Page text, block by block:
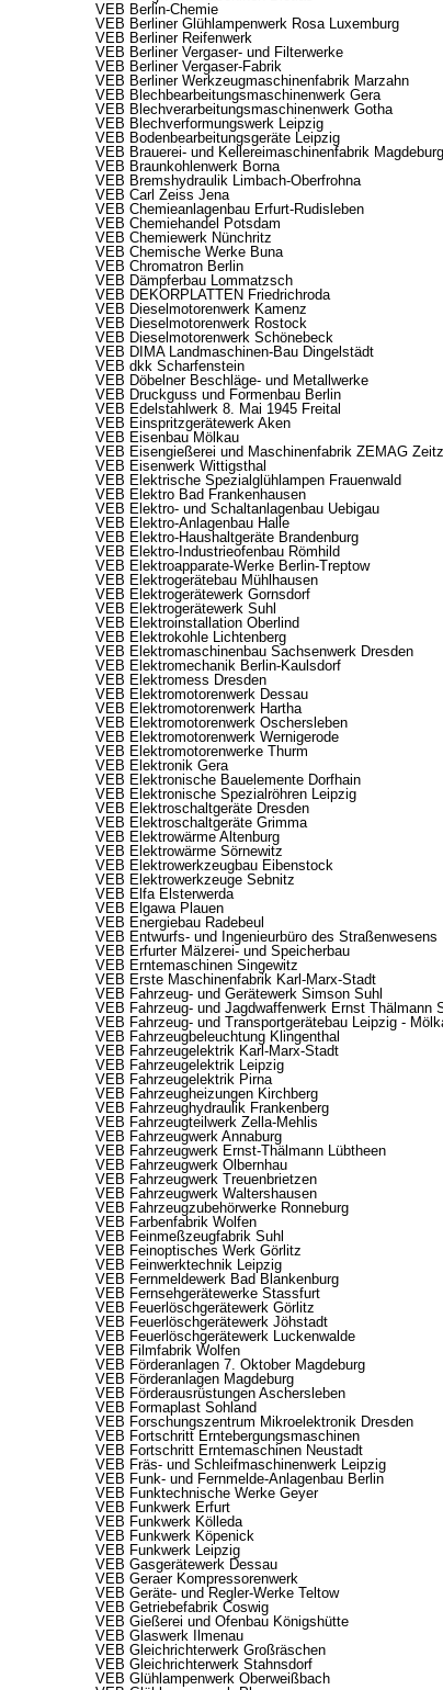
VEB Berlin-Chemie
VEB Berliner Glühlampenwerk Rosa Luxemburg
VEB Berliner Reifenwerk
VEB Berliner Vergaser- und Filterwerke
VEB Berliner Vergaser-Fabrik
VEB Berliner Werkzeugmaschinenfabrik Marzahn
VEB Blechbearbeitungsmaschinenwerk Gera
VEB Blechverarbeitungsmaschinenwerk Gotha
VEB Blechverformungswerk Leipzig
VEB Bodenbearbeitungsgeräte Leipzig
VEB Brauerei- und Kellereimaschinenfabrik Magdeburg
VEB Braunkohlenwerk Borna
VEB Bremshydraulik Limbach-Oberfrohna
VEB Carl Zeiss Jena
VEB Chemieanlagenbau Erfurt-Rudisleben
VEB Chemiehandel Potsdam
VEB Chemiewerk Nünchritz
VEB Chemische Werke Buna
VEB Chromatron Berlin
VEB Dämpferbau Lommatzsch
VEB DEKORPLATTEN Friedrichroda
VEB Dieselmotorenwerk Kamenz
VEB Dieselmotorenwerk Rostock
VEB Dieselmotorenwerk Schönebeck
VEB DIMA Landmaschinen-Bau Dingelstädt
VEB dkk Scharfenstein
VEB Döbelner Beschläge- und Metallwerke
VEB Druckguss und Formenbau Berlin
VEB Edelstahlwerk 8. Mai 1945 Freital
VEB Einspritzgerätewerk Aken
VEB Eisenbau Mölkau
VEB Eisengießerei und Maschinenfabrik ZEMAG Zeitz
VEB Eisenwerk Wittigsthal
VEB Elektrische Spezialglühlampen Frauenwald
VEB Elektro Bad Frankenhausen
VEB Elektro- und Schaltanlagenbau Uebigau
VEB Elektro-Anlagenbau Halle
VEB Elektro-Haushaltgeräte Brandenburg
VEB Elektro-Industrieofenbau Römhild
VEB Elektroapparate-Werke Berlin-Treptow
VEB Elektrogerätebau Mühlhausen
VEB Elektrogerätewerk Gornsdorf
VEB Elektrogerätewerk Suhl
VEB Elektroinstallation Oberlind
VEB Elektrokohle Lichtenberg
VEB Elektromaschinenbau Sachsenwerk Dresden
VEB Elektromechanik Berlin-Kaulsdorf
VEB Elektromess Dresden
VEB Elektromotorenwerk Dessau
VEB Elektromotorenwerk Hartha
VEB Elektromotorenwerk Oschersleben
VEB Elektromotorenwerk Wernigerode
VEB Elektromotorenwerke Thurm
VEB Elektronik Gera
VEB Elektronische Bauelemente Dorfhain
VEB Elektronische Spezialröhren Leipzig
VEB Elektroschaltgeräte Dresden
VEB Elektroschaltgeräte Grimma
VEB Elektrowärme Altenburg
VEB Elektrowärme Sörnewitz
VEB Elektrowerkzeugbau Eibenstock
VEB Elektrowerkzeuge Sebnitz
VEB Elfa Elsterwerda
VEB Elgawa Plauen
VEB Energiebau Radebeul
VEB Entwurfs- und Ingenieurbüro des Straßenwesens
VEB Erfurter Mälzerei- und Speicherbau
VEB Erntemaschinen Singewitz
VEB Erste Maschinenfabrik Karl-Marx-Stadt
VEB Fahrzeug- und Gerätewerk Simson Suhl
VEB Fahrzeug- und Jagdwaffenwerk Ernst Thälmann
VEB Fahrzeug- und Transportgerätebau Leipzig -
VEB Fahrzeugbeleuchtung Klingenthal
VEB Fahrzeugelektrik Karl-Marx-Stadt
VEB Fahrzeugelektrik Leipzig
VEB Fahrzeugelektrik Pirna
VEB Fahrzeugheizungen Kirchberg
VEB Fahrzeughydraulik Frankenberg
VEB Fahrzeugteilwerk Zella-Mehlis
VEB Fahrzeugwerk Annaburg
VEB Fahrzeugwerk Ernst-Thälmann Lübtheen
VEB Fahrzeugwerk Olbernhau
VEB Fahrzeugwerk Treuenbrietzen
VEB Fahrzeugwerk Waltershausen
VEB Fahrzeugzubehörwerke Ronneburg
VEB Farbenfabrik Wolfen
VEB Feinmeßzeugfabrik Suhl
VEB Feinoptisches Werk Görlitz
VEB Feinwerktechnik Leipzig
VEB Fernmeldewerk Bad Blankenburg
VEB Fernsehgerätewerke Stassfurt
VEB Feuerlöschgerätewerk Görlitz
VEB Feuerlöschgerätewerk Jöhstadt
VEB Feuerlöschgerätewerk Luckenwalde
VEB Filmfabrik Wolfen
VEB Förderanlagen 7. Oktober Magdeburg
VEB Förderanlagen Magdeburg
VEB Förderausrüstungen Aschersleben
VEB Formaplast Sohland
VEB Forschungszentrum Mikroelektronik Dresden
VEB Fortschritt Erntebergungsmaschinen
VEB Fortschritt Erntemaschinen Neustadt
VEB Fräs- und Schleifmaschinenwerk Leipzig
VEB Funk- und Fernmelde-Anlagenbau Berlin
VEB Funktechnische Werke Geyer
VEB Funkwerk Erfurt
VEB Funkwerk Kölleda
VEB Funkwerk Köpenick
VEB Funkwerk Leipzig
VEB Gasgerätewerk Dessau
VEB Geraer Kompressorenwerk
VEB Geräte- und Regler-Werke Teltow
VEB Getriebefabrik Coswig
VEB Gießerei und Ofenbau Königshütte
VEB Glaswerk Ilmenau
VEB Gleichrichterwerk Großräschen
VEB Gleichrichterwerk Stahnsdorf
VEB Glühlampenwerk Oberweißbach